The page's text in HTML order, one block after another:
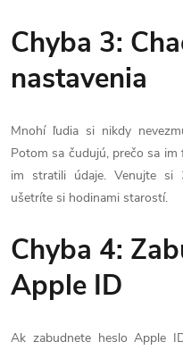
Chyba 3:
nastavenia
Mnohí ľudia si nikdy
Potom sa čudujú, prečo sa
im stratili údaje. Venujte si
ušetríte si hodinami starostí.
Chyba 4:
Apple ID
Ak zabudnete heslo Apple